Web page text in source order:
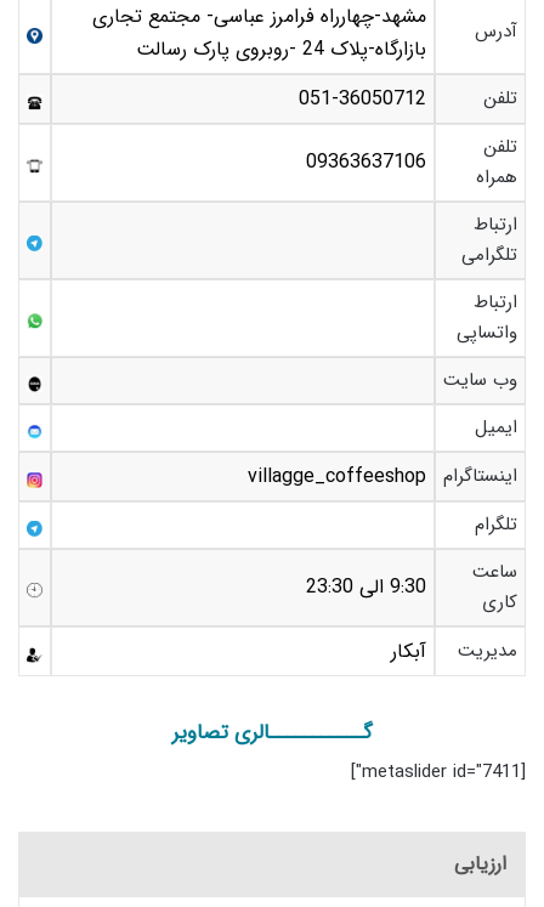
آدرس
مشهد-چهارراه فرامرز عباسی- مجتمع تجاری
بازارگاه-پلاک 24 -روبروی پارک رسالت
تلفن 051-36050712
تلفن
همراه
09363637106
ارتباط
تلگرامی
ارتباط
واتساپی
وب سایت
ایمیل
اینستاگرام villagge_coffeeshop
تلگرام
ساعت
کاری
9:30 الی 23:30
مدیریت آبکار
گـــــــــــالری تصاویر
[metaslider id="7411"]
ارزیابی